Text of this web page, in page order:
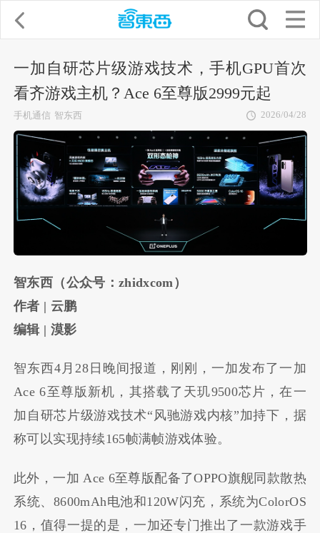
一加自研芯片级游戏技术，手机GPU首次
看齐游戏主机？Ace 6至尊版2999元起
手机通信 智东西 2026/04/28
智东西（公众号：zhidxcom）
作者 | 云鹏
编辑 | 漠影
智东西4月28日晚间报道，刚刚，一加发布了一加
Ace 6至尊版新机，其搭载了天玑9500芯片，在一
加自研芯片级游戏技术“风驰游戏内核”加持下，据
称可以实现持续165帧满帧游戏体验。
此外，一加 Ace 6至尊版配备了OPPO旗舰同款散热
系统、8600mAh电池和120W闪充，系统为ColorOS
16，值得一提的是，一加还专门推出了一款游戏手